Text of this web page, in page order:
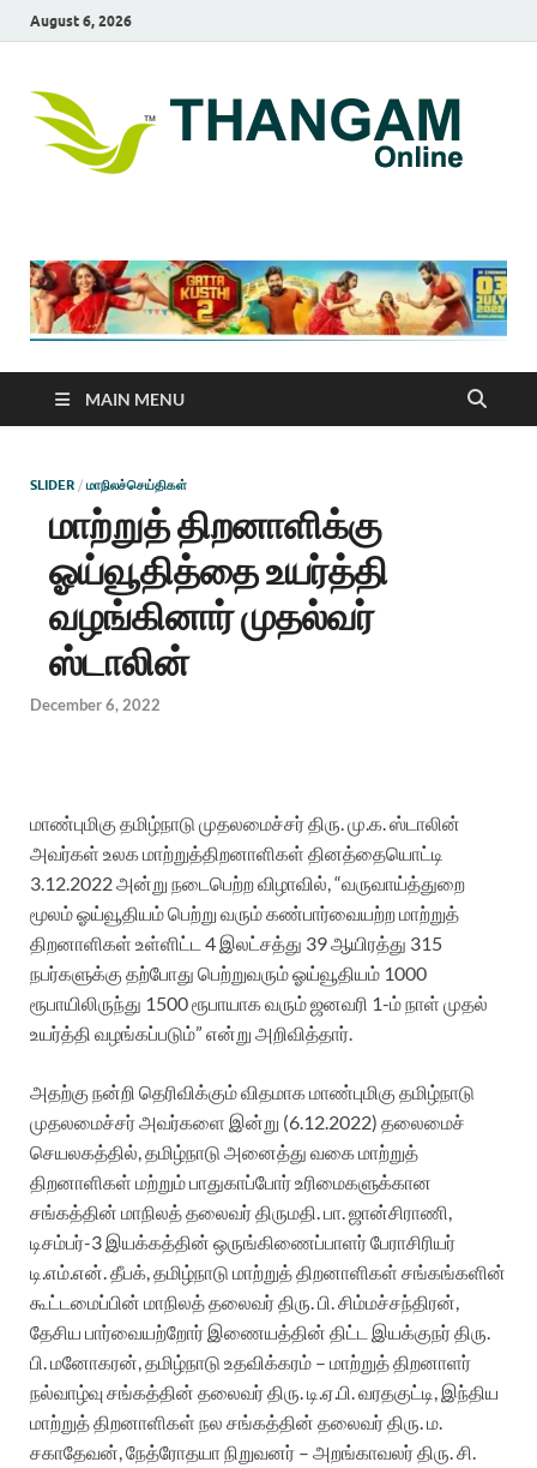
August 6, 2026
MAIN MENU
SLIDER / மாநிலச்செய்திகள்
மாற்றுத் திறனாளிக்கு
ஓய்வூதித்தை உயர்த்தி
வழங்கினார் முதல்வர்
ஸ்டாலின்
December 6, 2022
மாண்புமிகு தமிழ்நாடு முதலமைச்சர் திரு. மு.க. ஸ்டாலின்
அவர்கள் உலக மாற்றுத்திறனாளிகள் தினத்தையொட்டி
3.12.2022 அன்று நடைபெற்ற விழாவில், “வருவாய்த்துறை
மூலம் ஓய்வூதியம் பெற்று வரும் கண்பார்வையற்ற மாற்றுத்
திறனாளிகள் உள்ளிட்ட 4 இலட்சத்து 39 ஆயிரத்து 315
நபர்களுக்கு தற்போது பெற்றுவரும் ஓய்வூதியம் 1000
ரூபாயிலிருந்து 1500 ரூபாயாக வரும் ஜனவரி 1-ம் நாள் முதல்
உயர்த்தி வழங்கப்படும்” என்று அறிவித்தார்.
அதற்கு நன்றி தெரிவிக்கும் விதமாக மாண்புமிகு தமிழ்நாடு
முதலமைச்சர் அவர்களை இன்று (6.12.2022) தலைமைச்
செயலகத்தில், தமிழ்நாடு அனைத்து வகை மாற்றுத்
திறனாளிகள் மற்றும் பாதுகாப்போர் உரிமைகளுக்கான
சங்கத்தின் மாநிலத் தலைவர் திருமதி. பா. ஜான்சிராணி,
டிசம்பர்-3 இயக்கத்தின் ஒருங்கிணைப்பாளர் பேராசிரியர்
டி.எம்.என். தீபக், தமிழ்நாடு மாற்றுத் திறனாளிகள் சங்கங்களின்
கூட்டமைப்பின் மாநிலத் தலைவர் திரு. பி . சிம்மச்சந்திரன்,
தேசிய பார்வையற்றோர் இணையத்தின் திட்ட இயக்குநர் திரு.
பி. மனோகரன், தமிழ்நாடு உதவிக்கரம் – மாற்றுத் திறனாளர்
நல்வாழ்வு சங்கத்தின் தலைவர் திரு. டி.ஏ.பி. வரதகுட்டி, இந்திய
மாற்றுத் திறனாளிகள் நல சங்கத்தின் தலைவர் திரு. ம.
சகாதேவன், நேத்ரோதயா நிறுவனர் – அறங்காவலர் திரு. சி.